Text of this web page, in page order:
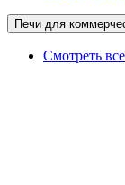
Печи для
Смотреть все